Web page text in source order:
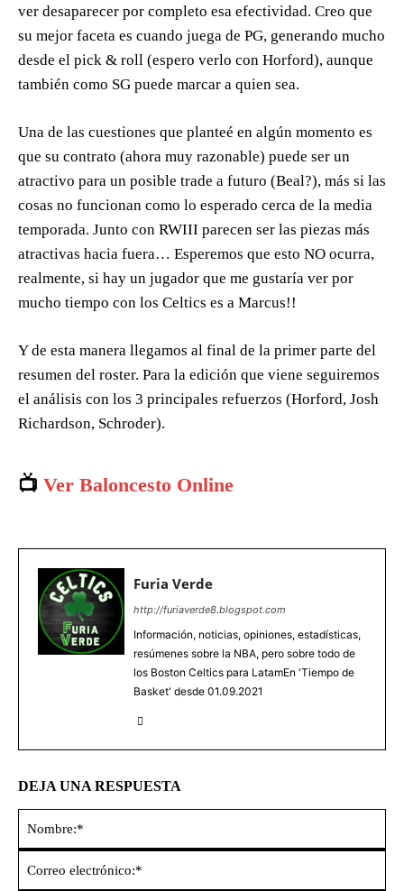
ver desaparecer por completo esa efectividad. Creo que
su mejor faceta es cuando juega de PG, generando mucho
desde el pick & roll (espero verlo con Horford), aunque
también como SG puede marcar a quien sea.
Una de las cuestiones que planteé en algún momento es
que su contrato (ahora muy razonable) puede ser un
atractivo para un posible trade a futuro (Beal?), más si las
cosas no funcionan como lo esperado cerca de la media
temporada. Junto con RWIII parecen ser las piezas más
atractivas hacia fuera… Esperemos que esto NO ocurra,
realmente, si hay un jugador que me gustaría ver por
mucho tiempo con los Celtics es a Marcus!!
Y de esta manera llegamos al final de la primer parte del
resumen del roster. Para la edición que viene seguiremos
el análisis con los 3 principales refuerzos (Horford, Josh
Richardson, Schroder).
📺 Ver Baloncesto Online
Furia Verde
http://furiaverde8.blogspot.com
Información, noticias, opiniones, estadísticas,
resúmenes sobre la NBA, pero sobre todo de
los Boston Celtics para LatamEn 'Tiempo de
Basket' desde 01.09.2021
DEJA UNA RESPUESTA